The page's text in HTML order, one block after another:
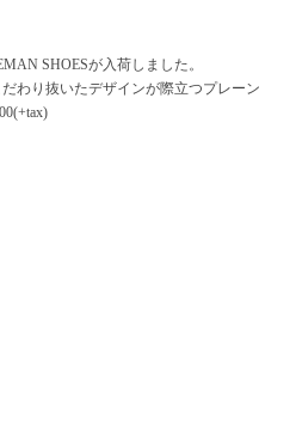
SHOESが入荷しました。
わり抜いたデザインが際立つプレーン